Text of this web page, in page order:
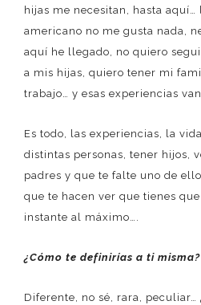
hijas me necesitan, hasta
americano no me gusta nada,
aquí he llegado, no quiero
a mis hijas, quiero tener mi
trabajo… y esas experiencias
Es todo, las experiencias, la
distintas personas, tener hijos,
padres y que te falte uno de
que te hacen ver que tienes
instante al máximo….
¿Cómo te definirías a ti misma?
Diferente, no sé, rara, peculiar…